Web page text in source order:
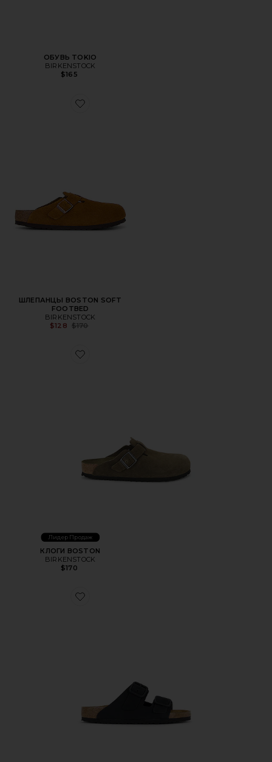
ОБУВЬ TOKIO
BIRKENSTOCK
$165
Favorite ШЛЕПАНЦЫ BOSTON SOFT FOOTBED
ШЛЕПАНЦЫ BOSTON SOFT
FOOTBED
BIRKENSTOCK
$128 Previous price:
$170
Favorite КЛОГИ BOSTON
Лидер Продаж
КЛОГИ BOSTON
BIRKENSTOCK
$170
Favorite ТУФЛИ ARIZONA